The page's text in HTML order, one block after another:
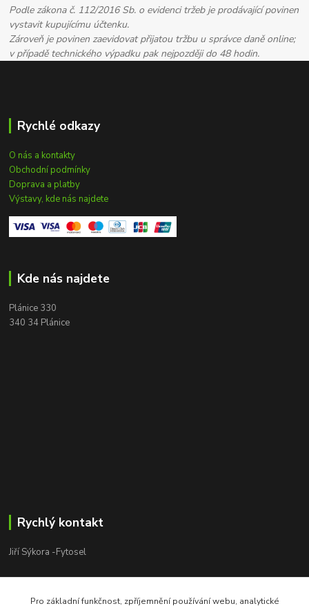
Podle zákona č. 112/2016 Sb. o evidenci tržeb je prodávající povinen
vystavit kupujícímu účtenku.
Zároveň je povinen zaevidovat přijatou tržbu u správce daně online;
v případě technického výpadku pak nejpozději do 48 hodin.
Rychlé odkazy
O nás a kontakty
Obchodní podmínky
Doprava a platby
Výstavy, kde nás najdete
Kde nás najdete
Plánice 330
340 34 Plánice
Rychlý kontakt
Jiří Sýkora -Fytosel
+420 603 170 413
Pro základní funkčnost, zpříjemnění používání webu, analytické